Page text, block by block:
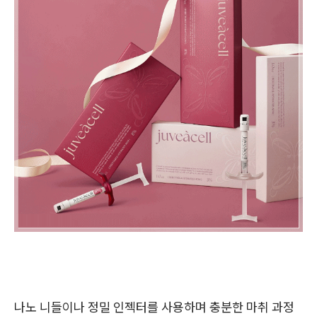
나노 니들이나 정밀 인젝터를 사용하며 충분한 마취 과정